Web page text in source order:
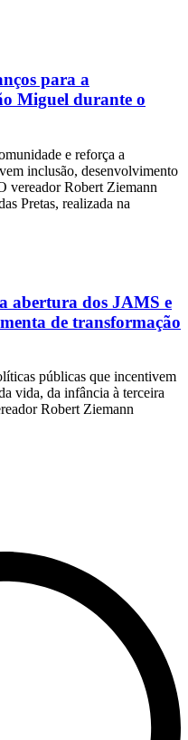
para a
Miguel durante o
e reforça a
inclusão, desenvolvimento
vereador Robert Ziemann
Pretas, realizada na
abertura dos JAMS e
de transformação
públicas que incentivem
vida, da infância à terceira
Robert Ziemann